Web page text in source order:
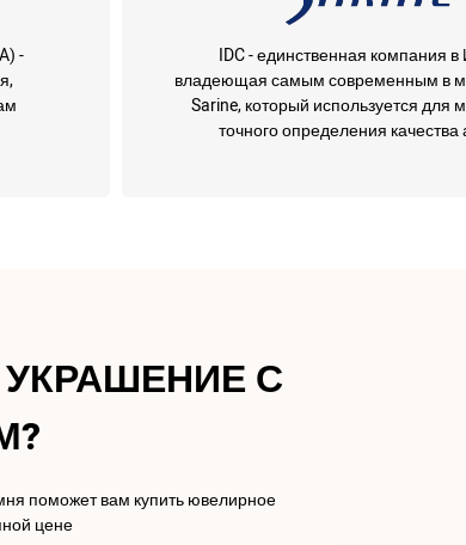
-
IDC - единственная компания в
владеющая самым современным в
Sarine, который используется для
точного определения качества
С
поможет вам купить ювелирное
цене